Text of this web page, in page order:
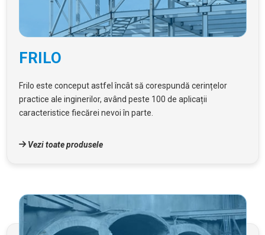
FRILO
Frilo este conceput astfel încât să corespundă cerințelor
practice ale inginerilor, având peste 100 de aplicații
caracteristice fiecărei nevoi în parte.
Vezi toate produsele